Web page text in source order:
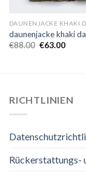
DAUNENJACKE KHAKI
daunenjacke khaki
€88.00 €63.00
RICHTLINIEN
Rückerstattungs-